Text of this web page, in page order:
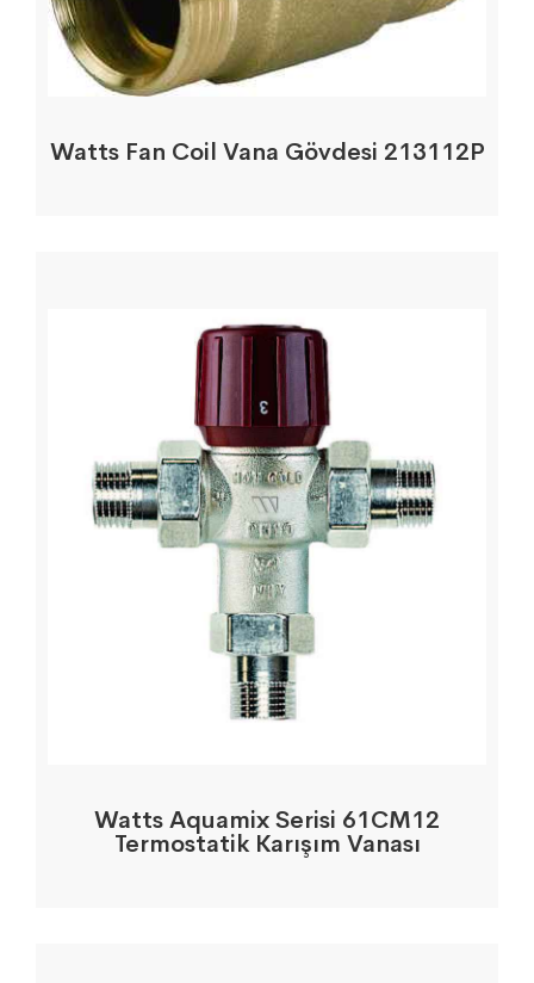
Watts Fan Coil Vana Gövdesi 213112P
Watts Aquamix Serisi 61CM12
Termostatik Karışım Vanası